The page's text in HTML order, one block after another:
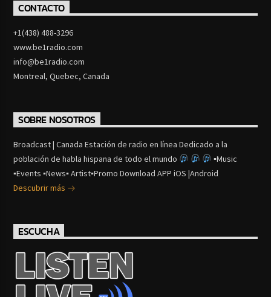
CONTACTO
+1(438) 488-3296
www.be1radio.com
info@be1radio.com
Montreal, Quebec, Canada
SOBRE NOSOTROS
Broadcast | Canada Estación de radio en línea Dedicado a la
población de habla hispana de todo el mundo
▪Music
▪Events ▪News▪ Artist▪Promo Download APP iOS |Android
Descubrir más
ESCUCHA